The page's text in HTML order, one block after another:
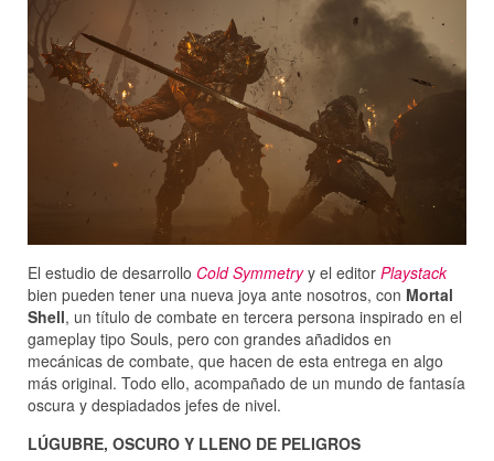
El estudio de desarrollo Cold Symmetryy el editor Playstack
bien pueden tener una nueva joya ante nosotros, con Mortal
Shell, un título de combate en tercera persona inspirado en el
gameplay tipo Souls, pero con grandes añadidos en
mecánicas de combate, que hacen de esta entrega en algo
más original. Todo ello, acompañado de un mundo de fantasía
oscura y despiadados jefes de nivel.
LÚGUBRE, OSCURO Y LLENO DE PELIGROS